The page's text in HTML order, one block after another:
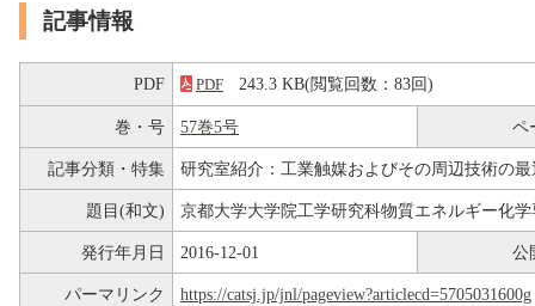
記事情報
PDF PDF 243.3 KB(閲覧回数：83回)
巻・号 57巻5号 ペ
記事分類・特集 研究室紹介：工業触媒およびその周辺技術の
題目(和文) 京都大学大学院工学研究科物質エネルギー
発行年月日 2016-12-01 公
パーマリンク https://catsj.jp/jnl/pageview?articlecd=5705031600g